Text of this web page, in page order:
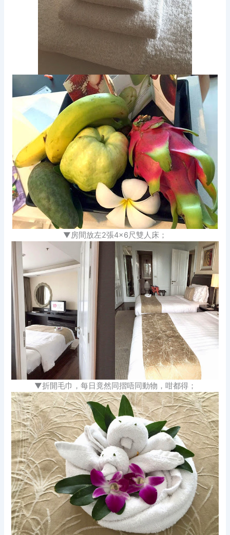
▼房間放左2張4×6尺雙人床；
▼折開毛巾，每日竟然同摺唔同動物，咁都得；